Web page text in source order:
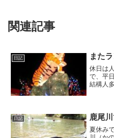
関連記事
日記 また
休日は
で、平
結構人
日記 鹿尾
夏休み